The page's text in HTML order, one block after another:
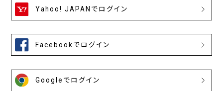
Yahoo! JAPANでログイン
Facebookでログイン
Googleでログイン